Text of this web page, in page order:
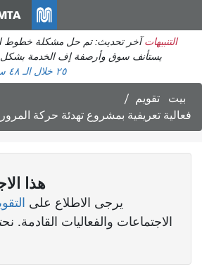
انتقل
إلى
المحتوى
الرئيسي
التنبيهات آخر تحديث: تم حل مشكلة خطوط
يستأنف سوق وأرصفة إف الخدمة بشكل
٢٥ خلال الـ ٤٨ ساعة الماضية)
بيت
تقويم
فعالية تعريفية بمشروع تهدئة حركة
هذا
يرجى الاطلاع على
الاجتماعات والفعاليات القادمة.